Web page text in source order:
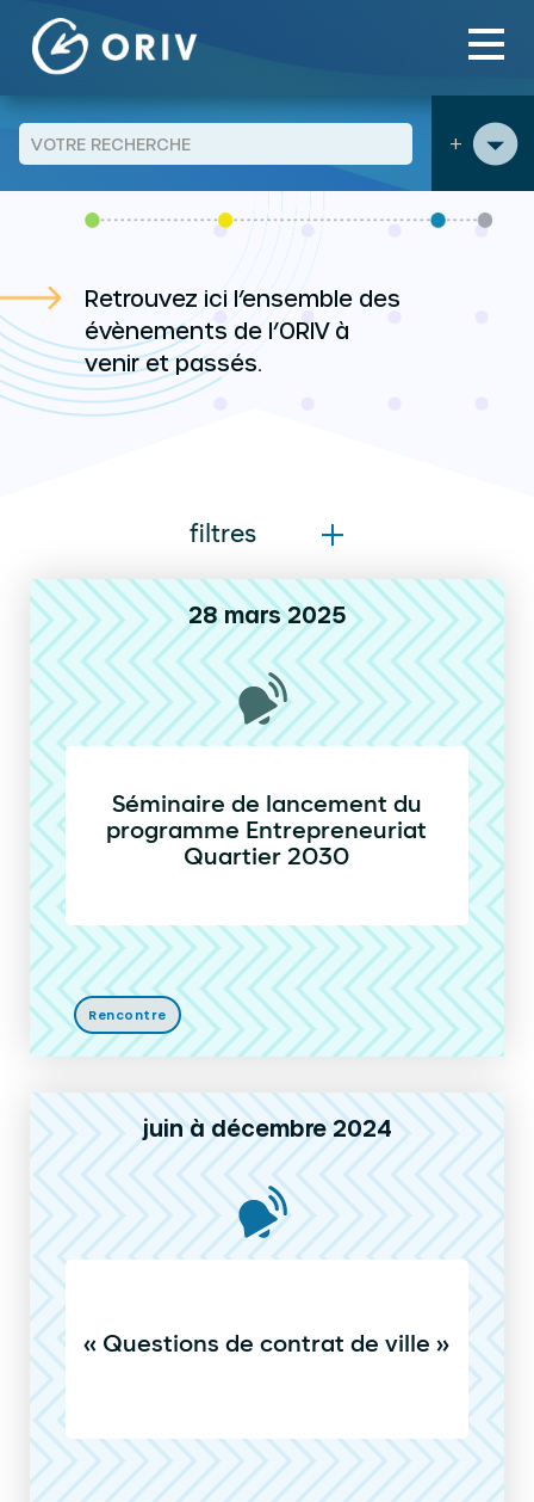
Aller au contenu
+
Type evenement
AGENDA
Retrouvez ici l’ensemble des
évènements de l’ORIV à
venir et passés.
filtres
28 mars 2025
Séminaire de lancement du
programme Entrepreneuriat
Quartier 2030
Rencontre
juin à décembre 2024
« Questions de contrat de ville »
Panneau de gestion des cookies